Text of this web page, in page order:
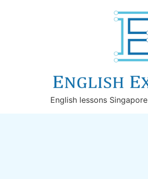
English lessons Singapore